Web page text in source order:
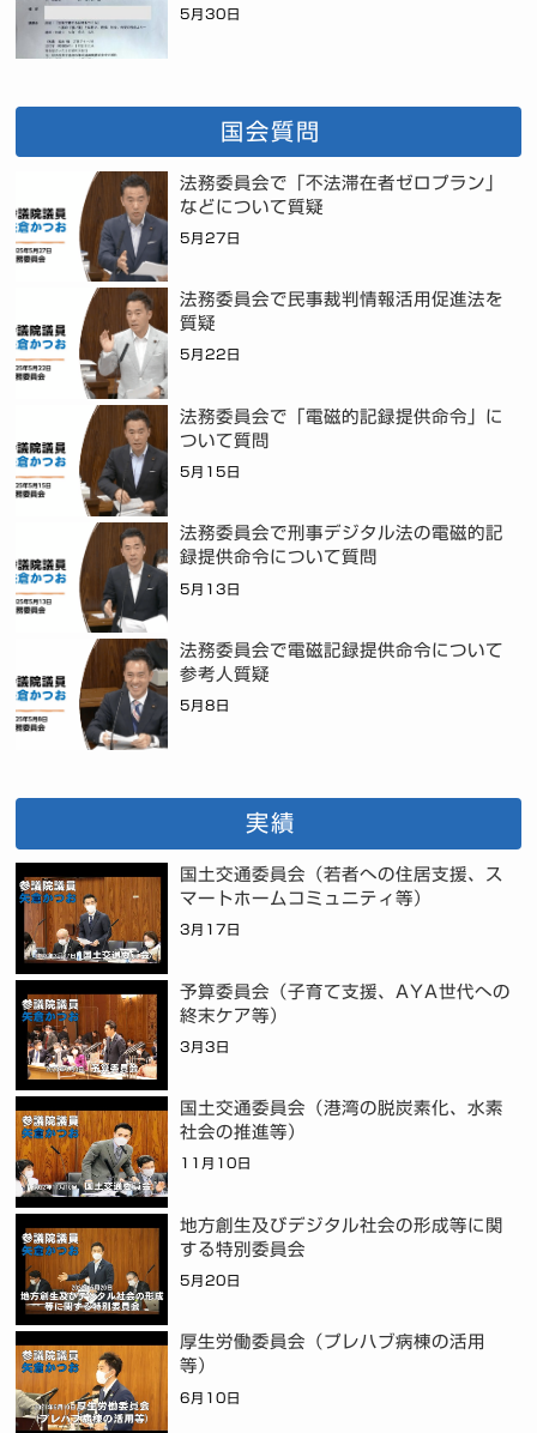
5月30日
国会質問
法務委員会で「不法滞在者ゼロプラン」
などについて質疑
5月27日
法務委員会で民事裁判情報活用促進法を
質疑
5月22日
法務委員会で「電磁的記録提供命令」に
ついて質問
5月15日
法務委員会で刑事デジタル法の電磁的記
録提供命令について質問
5月13日
法務委員会で電磁記録提供命令について
参考人質疑
5月8日
実績
国土交通委員会（若者への住居支援、ス
マートホームコミュニティ等）
3月17日
予算委員会（子育て支援、AYA世代への
終末ケア等）
3月3日
国土交通委員会（港湾の脱炭素化、水素
社会の推進等）
11月10日
地方創生及びデジタル社会の形成等に関
する特別委員会
5月20日
厚生労働委員会（プレハブ病棟の活用
等）
6月10日